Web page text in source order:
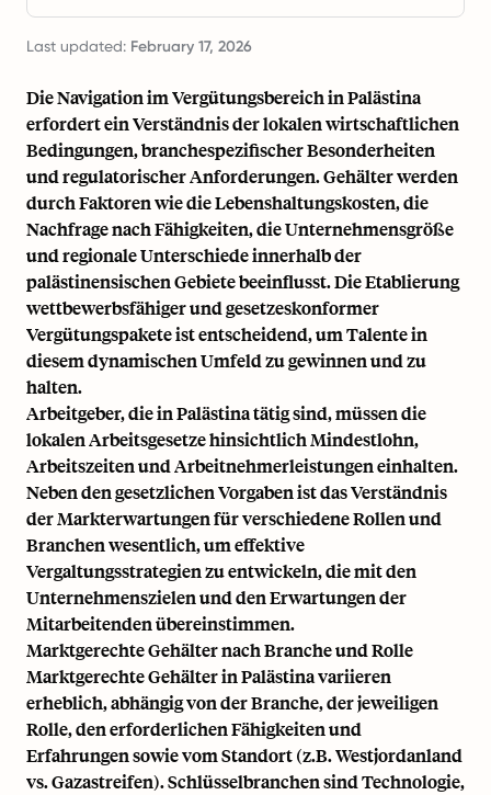
Last updated: February 17, 2026
Die Navigation im Vergütungsbereich in Palästina
erfordert ein Verständnis der lokalen wirtschaftlichen
Bedingungen, branchespezifischer Besonderheiten
und regulatorischer Anforderungen. Gehälter werden
durch Faktoren wie die Lebenshaltungskosten, die
Nachfrage nach Fähigkeiten, die Unternehmensgröße
und regionale Unterschiede innerhalb der
palästinensischen Gebiete beeinflusst. Die Etablierung
wettbewerbsfähiger und gesetzeskonformer
Vergütungspakete ist entscheidend, um Talente in
diesem dynamischen Umfeld zu gewinnen und zu
halten.
Arbeitgeber, die in Palästina tätig sind, müssen die
lokalen Arbeitsgesetze hinsichtlich Mindestlohn,
Arbeitszeiten und Arbeitnehmerleistungen einhalten.
Neben den gesetzlichen Vorgaben ist das Verständnis
der Markterwartungen für verschiedene Rollen und
Branchen wesentlich, um effektive
Vergaltungsstrategien zu entwickeln, die mit den
Unternehmenszielen und den Erwartungen der
Mitarbeitenden übereinstimmen.
Marktgerechte Gehälter nach Branche und Rolle
Marktgerechte Gehälter in Palästina variieren
erheblich, abhängig von der Branche, der jeweiligen
Rolle, den erforderlichen Fähigkeiten und
Erfahrungen sowie vom Standort (z.B. Westjordanland
vs. Gazastreifen). Schlüsselbranchen sind Technologie,